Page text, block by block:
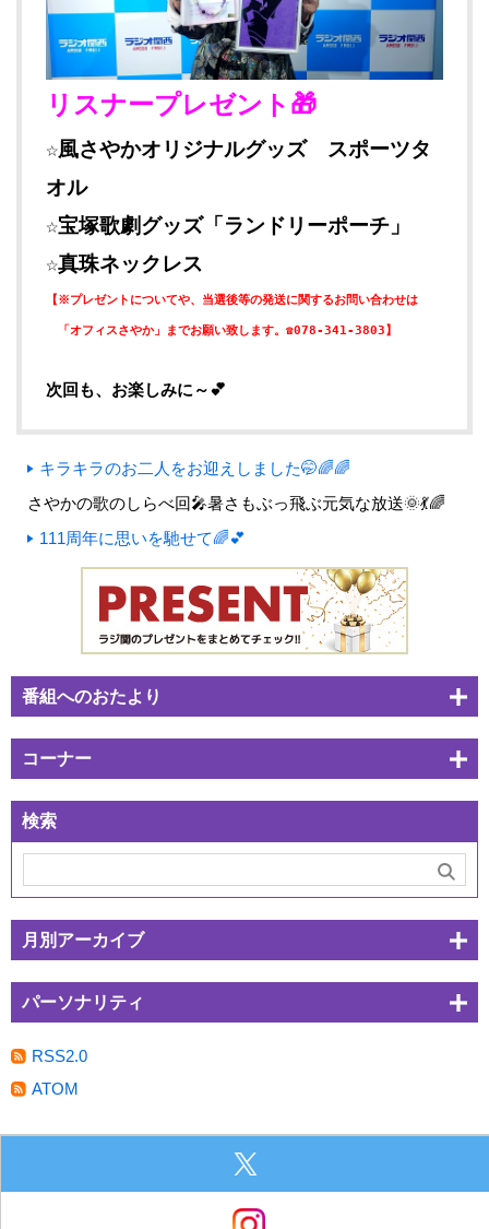
リスナープレゼント🎁
☆風さやかオリジナルグッズ スポーツタ
オル
☆宝塚歌劇グッズ「ランドリーポーチ」
☆真珠ネックレス
【※プレゼントについてや、当選後等の発送に関するお問い合わせは
「オフィスさやか」までお願い致します。☎078-341-3803】
次回も、お楽しみに～💕
キラキラのお二人をお迎えしました🤭🌈🌈
さやかの歌のしらべ回🎤暑さもぶっ飛ぶ元気な放送🌞💃🌈
111周年に思いを馳せて🌈💕
番組へのおたより
コーナー
検索
月別アーカイブ
パーソナリティ
RSS2.0
ATOM